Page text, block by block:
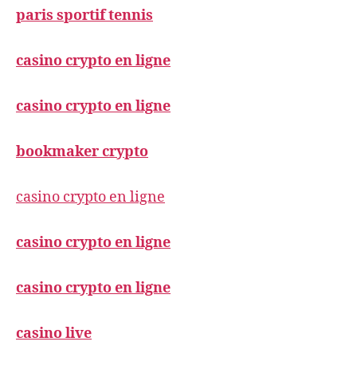
paris sportif tennis
casino crypto en ligne
casino crypto en ligne
bookmaker crypto
casino crypto en ligne
casino crypto en ligne
casino crypto en ligne
casino live